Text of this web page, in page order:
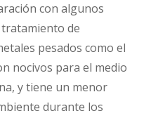
con algunos
de
pesados ​​como el
nocivos para el medio
y tiene un menor
durante los